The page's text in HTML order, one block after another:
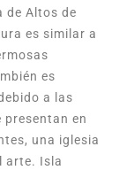
de Altos de
es similar a
es
a las
en
una iglesia
arte. Isla